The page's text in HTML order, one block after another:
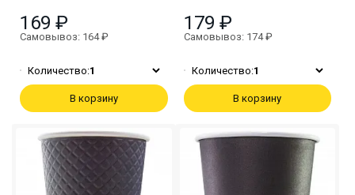
169 ₽
Самовывоз: 164 ₽
Количество:1
В корзину
179 ₽
Самовывоз: 174 ₽
Количество:1
В корзину